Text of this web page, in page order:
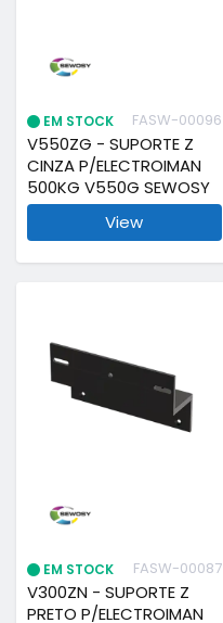
EM STOCK FASW-00096
V550ZG - SUPORTE Z
CINZA P/ELECTROIMAN
500KG V550G SEWOSY
View
EM STOCK FASW-00087
V300ZN - SUPORTE Z
PRETO P/ELECTROIMAN